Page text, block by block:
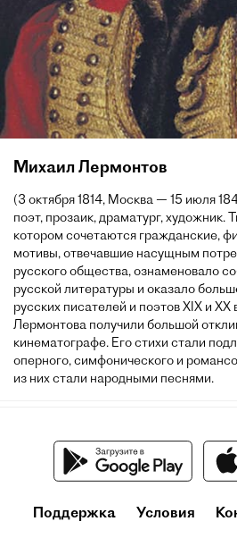
Михаил Лермонтов
(3 октября 1814, Москва — 15 июля
поэт, прозаик, драматург, художник.
котором сочетаются гражданские,
мотивы, отвечавшие насущным
русского общества, ознаменовало
русской литературы и оказало
русских писателей и поэтов XIX и
Лермонтова получили большой
кинематографе. Его стихи стали
оперного, симфонического и
из них стали народными песнями.
Поддержка Условия